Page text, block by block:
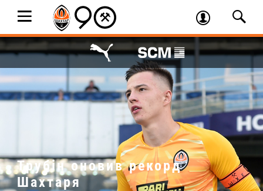
Трубін оновив рекорд
Шахтаря